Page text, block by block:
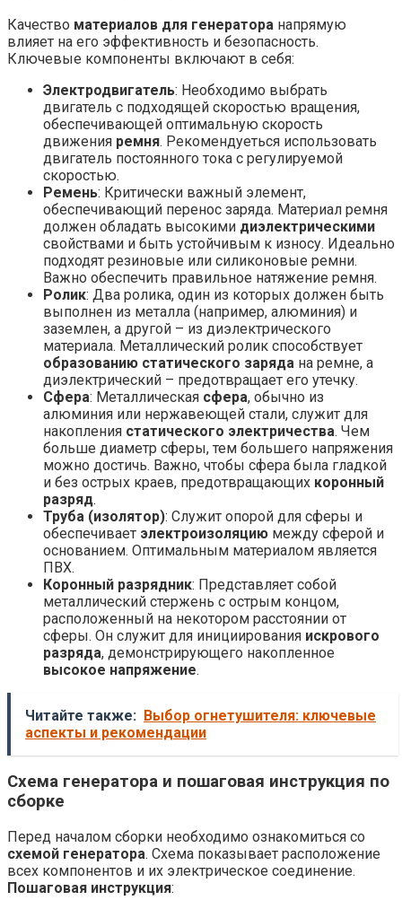
Качество материалов для генератора напрямую
влияет на его эффективность и безопасность.
Ключевые компоненты включают в себя:
Электродвигатель: Необходимо выбрать
двигатель с подходящей скоростью вращения,
обеспечивающей оптимальную скорость
движения ремня. Рекомендуеться использовать
двигатель постоянного тока с регулируемой
скоростью.
Ремень: Критически важный элемент,
обеспечивающий перенос заряда. Материал ремня
должен обладать высокими диэлектрическими
свойствами и быть устойчивым к износу. Идеально
подходят резиновые или силиконовые ремни.
Важно обеспечить правильное натяжение ремня.
Ролик: Два ролика, один из которых должен быть
выполнен из металла (например, алюминия) и
заземлен, а другой – из диэлектрического
материала. Металлический ролик способствует
образованию статического заряда на ремне, а
диэлектрический – предотвращает его утечку.
Сфера: Металлическая сфера, обычно из
алюминия или нержавеющей стали, служит для
накопления статического электричества. Чем
больше диаметр сферы, тем большего напряжения
можно достичь. Важно, чтобы сфера была гладкой
и без острых краев, предотвращающих коронный
разряд.
Труба (изолятор): Служит опорой для сферы и
обеспечивает электроизоляцию между сферой и
основанием. Оптимальным материалом является
ПВХ.
Коронный разрядник: Представляет собой
металлический стержень с острым концом,
расположенный на некотором расстоянии от
сферы. Он служит для инициирования искрового
разряда, демонстрирующего накопленное
высокое напряжение.
Читайте также: Выбор огнетушителя: ключевые
аспекты и рекомендации
Схема генератора и пошаговая инструкция по
сборке
Перед началом сборки необходимо ознакомиться со
схемой генератора. Схема показывает расположение
всех компонентов и их электрическое соединение.
Пошаговая инструкция: